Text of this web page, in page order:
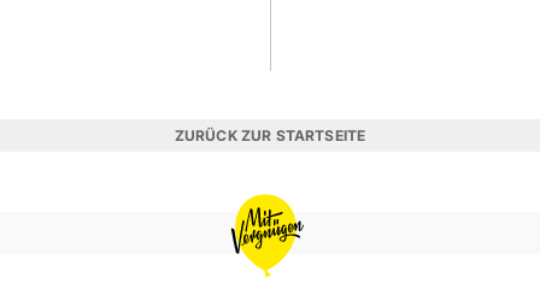
ZURÜCK ZUR STARTSEITE
MIT
VERGNÜGEN
MÜNCHEN